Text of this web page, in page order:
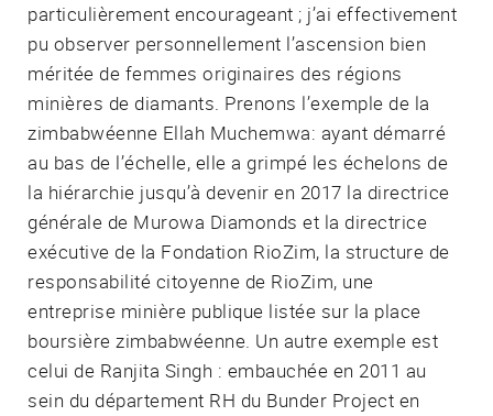
particulièrement encourageant ; j’ai effectivement
pu observer personnellement l’ascension bien
méritée de femmes originaires des régions
minières de diamants. Prenons l’exemple de la
zimbabwéenne Ellah Muchemwa: ayant démarré
au bas de l’échelle, elle a grimpé les échelons de
la hiérarchie jusqu’à devenir en 2017 la directrice
générale de Murowa Diamonds et la directrice
exécutive de la Fondation RioZim, la structure de
responsabilité citoyenne de RioZim, une
entreprise minière publique listée sur la place
boursière zimbabwéenne. Un autre exemple est
celui de Ranjita Singh : embauchée en 2011 au
sein du département RH du Bunder Project en